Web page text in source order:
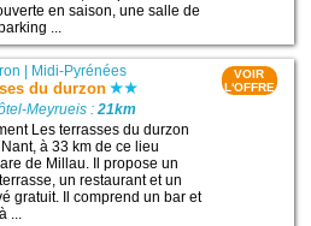
en saison, une salle de
...
Midi-Pyrénées
du durzon
Meyrueis :21km
Les terrasses du durzon
à 33 km de ce lieu
de Millau. Il propose un
un restaurant et un
gratuit. Il comprend un bar et
...
VOIR
L'OFFRE